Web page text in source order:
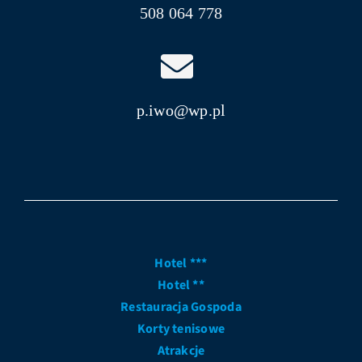
508 064 778
p.iwo@wp.pl
Hotel ***
Hotel **
Restauracja Gospoda
Korty tenisowe
Atrakcje